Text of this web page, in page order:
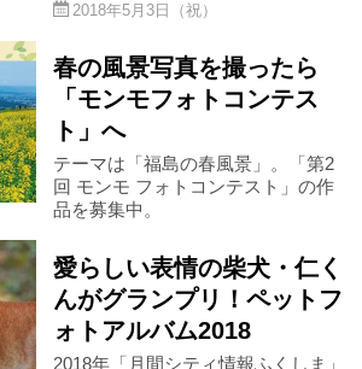
喜多方市
新地町
飯舘村 いわき市
県中エリア
会津エリア
2018年5月3日（祝）
春の風景写真を撮ったら
「モンモフォトコンテス
ト」へ
テーマは「福島の春風景」。「第2
回 モンモ フォトコンテスト」の作
品を募集中。
愛らしい表情の柴犬・仁く
んがグランプリ！ペットフ
ォトアルバム2018
2018年「月間シティ情報ふくしま」